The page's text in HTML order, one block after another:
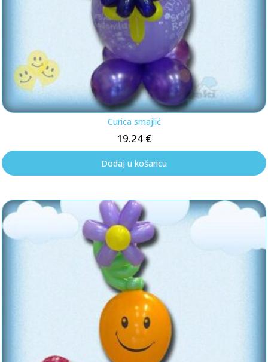
Curica smajlić
19.24 €
Dodaj u košaricu